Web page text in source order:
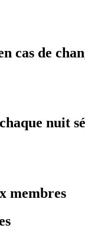
cas de
nuit
membres